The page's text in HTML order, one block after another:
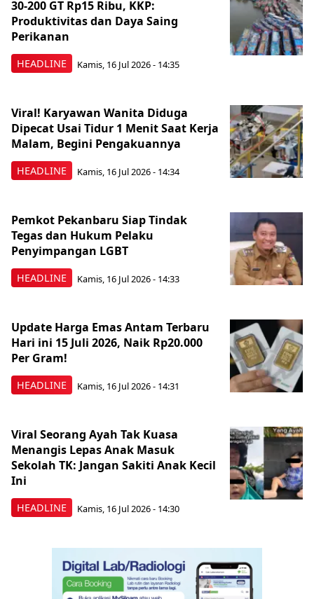
HEADLINE
30-200 GT Rp15 Ribu, KKP:
Produktivitas dan Daya Saing
Perikanan
Kamis, 16 Jul 2026 - 14:35
HEADLINE
Viral! Karyawan Wanita Diduga
Dipecat Usai Tidur 1 Menit Saat Kerja
Malam, Begini Pengakuannya
Kamis, 16 Jul 2026 - 14:34
HEADLINE
Pemkot Pekanbaru Siap Tindak
Tegas dan Hukum Pelaku
Penyimpangan LGBT
Kamis, 16 Jul 2026 - 14:33
HEADLINE
Update Harga Emas Antam Terbaru
Hari ini 15 Juli 2026, Naik Rp20.000
Per Gram!
Kamis, 16 Jul 2026 - 14:31
HEADLINE
Viral Seorang Ayah Tak Kuasa
Menangis Lepas Anak Masuk
Sekolah TK: Jangan Sakiti Anak Kecil
Ini
Kamis, 16 Jul 2026 - 14:30